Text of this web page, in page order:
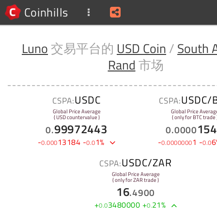
Coinhills
Luno 交易平台的 USD Coin / South
Rand 市场
CSPA:USDC
Global Price Average
( USD countervalue )
0.99972443
-0.00013184 -0.01%
CSPA:USDC/
Global Price
( only for BTC trade
0.0000
-0.00000001 -0.06
CSPA:USDC/ZAR
Global Price Average
( only for ZAR trade )
16.4900
+0.03480000 +0.21%